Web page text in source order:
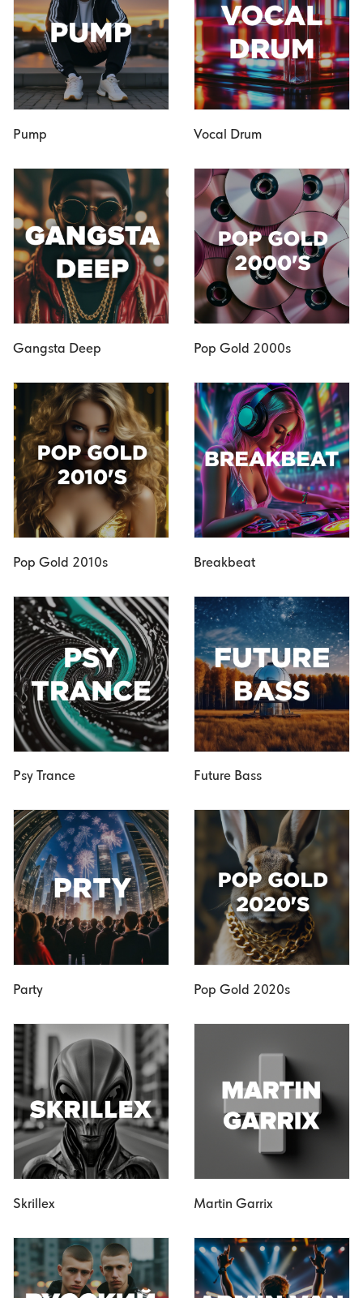
Pump Vocal Drum
Gangsta Deep Pop Gold 2000s
Pop Gold 2010s Breakbeat
Psy Trance Future Bass
Party Pop Gold 2020s
Skrillex Martin Garrix